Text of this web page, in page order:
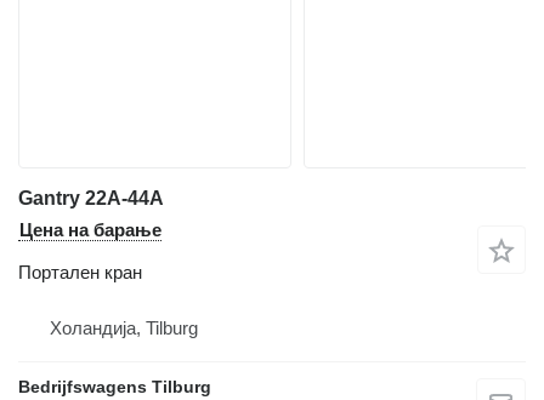
Gantry 22A-44A
Цена на барање
Портален кран
Холандија, Tilburg
Bedrijfswagens Tilburg